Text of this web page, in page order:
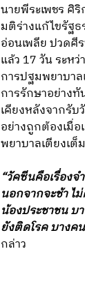
นายพีระเพชร ศิ
มติร่างแก้ไขรัฐ
อ่อนเพลีย ปวดศี
แล้ว 17 วัน ระห
การปฐมพยาบา
การรักษาอย่าง
เคียงหลังจากรั
อย่างถูกต้องเมื่
พยาบาลเตียงเ
“วัคซีนคือเรื่อง
นอกจากจะช้า ไ
น้องประชาชน บ
ยังติดโรค บางค
กล่าว